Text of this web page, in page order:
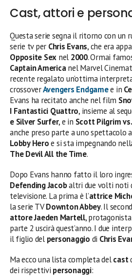
Cast, attori e
Questa serie segna il ritorno con un
serie tv per Chris Evans, che era
Opposite Sex nel 2000. Ormai
Captain Americanel Marvel
recente regalato un’ottima
crossoverAvengers Endgamee in
Evans ha recitato anche nel film
I Fantastici Quattro, insieme al
e Silver Surfer, e in Scott Pilgrim
anche preso parte a uno spettacolo
Lobby Heroe si sta impegnando
The Devil All the Time.
Dopo Evans hanno fatto il loro
Defending Jacobaltri due volti noti
televisione. La prima è l’attrice
la serie TVDownton Abbey. Il
attoreJaeden Martell,
parte 2 uscirà quest’anno. I due
il figlio del personaggio di Chris
Ma ecco una lista completa delcast
dei rispettivi personaggi: